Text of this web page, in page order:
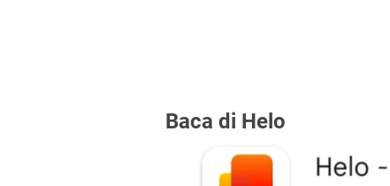
Baca di Helo